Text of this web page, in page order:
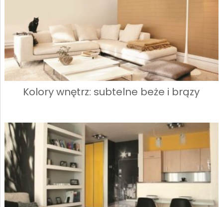
Kolory wnętrz: subtelne beże i brązy